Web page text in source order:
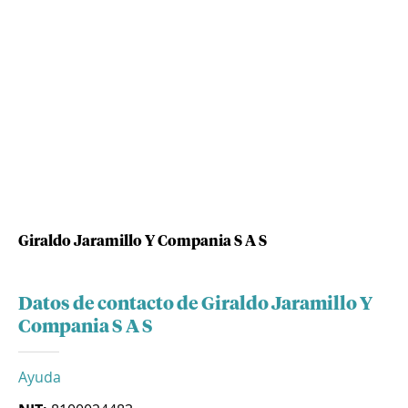
Giraldo Jaramillo Y Compania S A S
Datos de contacto de Giraldo Jaramillo Y
Compania S A S
Ayuda